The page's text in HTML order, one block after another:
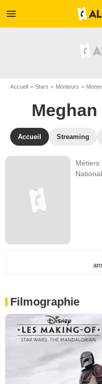
menu
Accueil Stars Monteurs
Accueil Streaming
Métiers
Filmographie